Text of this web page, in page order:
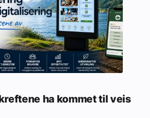
ha kommet til veis